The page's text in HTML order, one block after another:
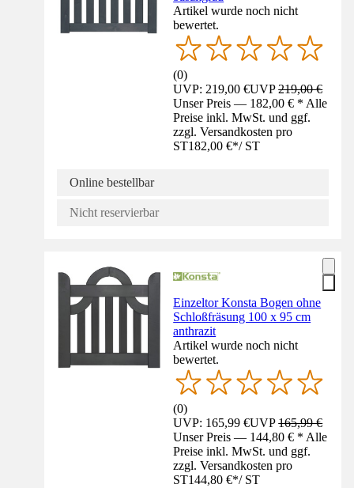
Artikel wurde noch nicht
bewertet.
(0)
UVP: 219,00 €UVP219,00 €
Unser Preis — 182,00 € * Alle
Preise inkl. MwSt. und ggf.
zzgl. Versandkosten pro
ST182,00 €*/ ST
Online bestellbar
Nicht reservierbar
Einzeltor Konsta Bogen ohne
Schloßfräsung 100 x 95 cm
anthrazit
Artikel wurde noch nicht
bewertet.
(0)
UVP: 165,99 €UVP165,99 €
Unser Preis — 144,80 € * Alle
Preise inkl. MwSt. und ggf.
zzgl. Versandkosten pro
ST144,80 €*/ ST